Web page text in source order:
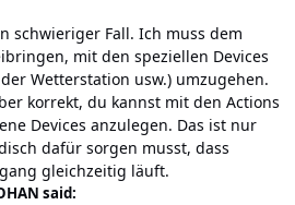
schwieriger Fall. Ich muss dem
mit den speziellen Devices
Wetterstation usw.) umzugehen.
korrekt, du kannst mit den Actions
Devices anzulegen. Das ist nur
dafür sorgen musst, dass
gleichzeitig läuft.
said: